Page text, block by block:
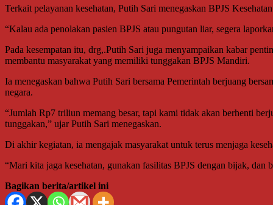
Terkait pelayanan kesehatan, Putih Sari menegaskan BPJS
“Kalau ada penolakan pasien BPJS atau pungutan liar, segera
Pada kesempatan itu, drg,.Putih Sari juga menyampaikan kabar
membantu masyarakat yang memiliki tunggakan BPJS Mandiri.
Ia menegaskan bahwa Putih Sari bersama Pemerintah berjuang
negara.
“Jumlah Rp7 triliun memang besar, tapi kami tidak akan berhenti
tunggakan,” ujar Putih Sari menegaskan.
Di akhir kegiatan, ia mengajak masyarakat untuk terus menjaga
“Mari kita jaga kesehatan, gunakan fasilitas BPJS dengan bijak, dan
Bagikan berita/artikel ini